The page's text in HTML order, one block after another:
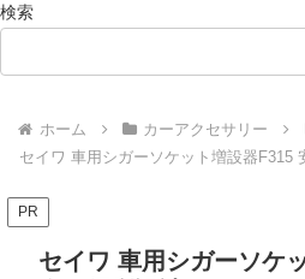
検索
ホーム カーアクセサリー
セイワ 車用シガーソケット増設器F315
PR
セイワ 車用シガーソケ